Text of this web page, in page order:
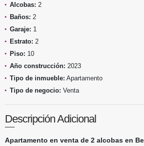
Alcobas: 2
Baños: 2
Garaje: 1
Estrato: 2
Piso: 10
Año construcción: 2023
Tipo de inmueble: Apartamento
Tipo de negocio: Venta
Descripción Adicional
Apartamento en venta de 2 alcobas en